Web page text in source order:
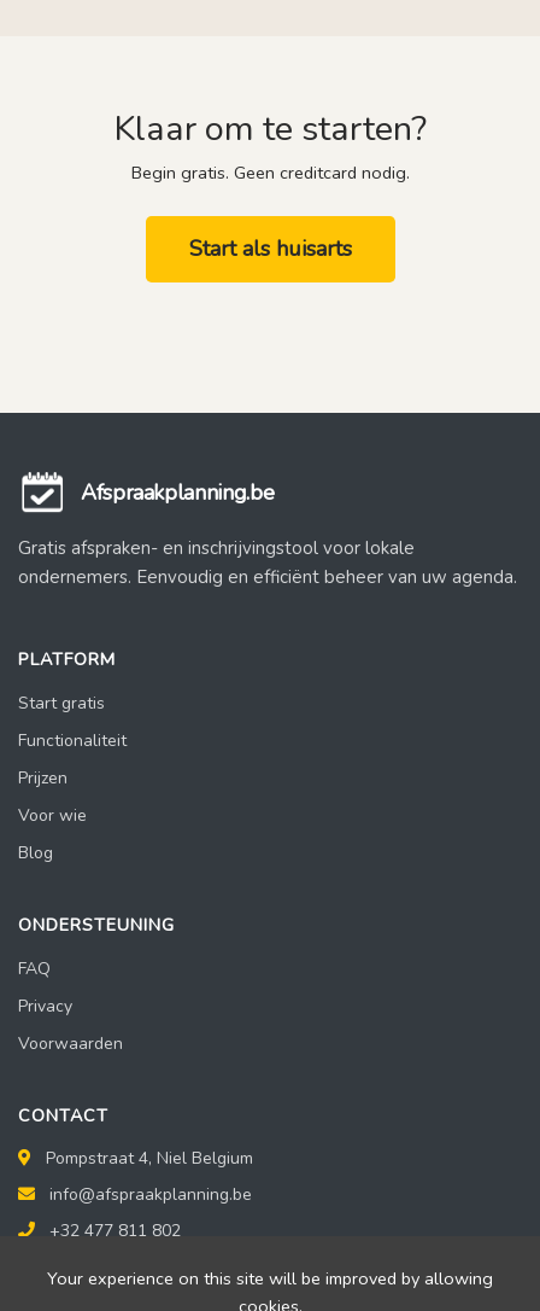
Klaar om te starten?
Begin gratis. Geen creditcard nodig.
Start als huisarts
Afspraakplanning.be
Gratis afspraken- en inschrijvingstool voor lokale
ondernemers. Eenvoudig en efficiënt beheer van uw agenda.
PLATFORM
Start gratis
Functionaliteit
Prijzen
Voor wie
Blog
ONDERSTEUNING
FAQ
Privacy
Voorwaarden
CONTACT
Pompstraat 4, Niel Belgium
info@afspraakplanning.be
+32 477 811 802
Your experience on this site will be improved by allowing
cookies.